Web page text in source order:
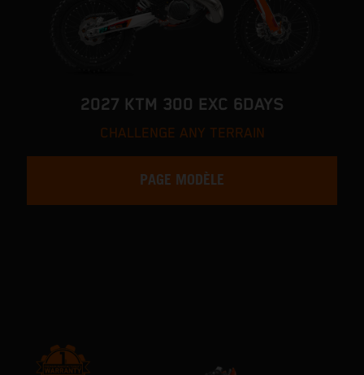
2027 KTM 300 EXC 6DAYS
CHALLENGE ANY TERRAIN
PAGE MODÈLE